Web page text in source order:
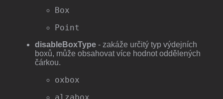
Box
Point
disableBoxType - zakáže určitý typ výdejních
boxů, může obsahovat více hodnot oddělených
čárkou.
oxbox